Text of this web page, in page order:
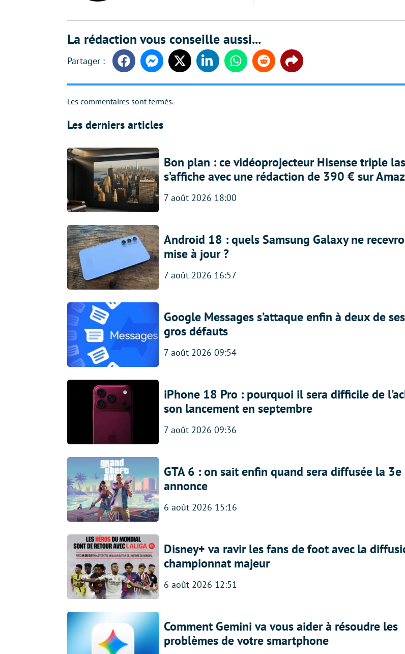
La rédaction vous conseille aussi...
FacebookMessengerTwitter LinkedinWhatsappReddit Share
Les commentaires sont fermés.
Les derniers articles
Bon plan : ce vidéoprojecteur Hisense triple
s’affiche avec une rédaction de 390 € sur
7 août 2026 18:00
Android 18 : quels Samsung Galaxy ne
mise à jour ?
7 août 2026 16:57
Google Messages s’attaque enfin à deux de
gros défauts
7 août 2026 09:54
iPhone 18 Pro : pourquoi il sera difficile de
son lancement en septembre
7 août 2026 09:36
GTA 6 : on sait enfin quand sera diffusée la
annonce
6 août 2026 15:16
Disney+ va ravir les fans de foot avec la
championnat majeur
6 août 2026 12:51
Comment Gemini va vous aider à résoudre les
problèmes de votre smartphone